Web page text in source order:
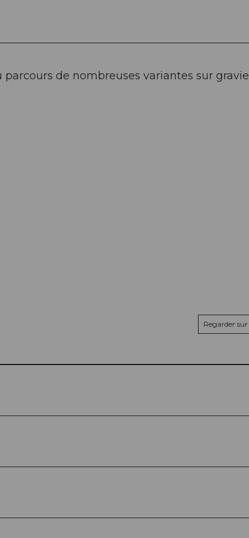
de nombreuses variantes sur
Regarder